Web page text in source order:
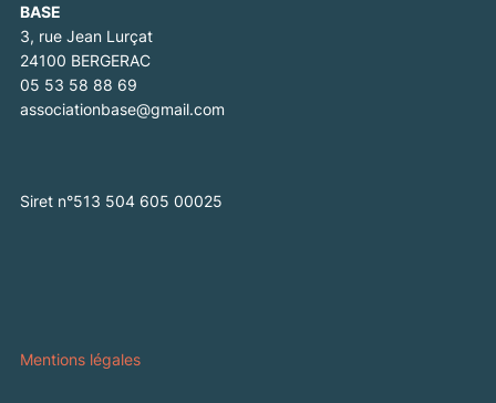
BASE
3, rue Jean Lurçat
24100 BERGERAC
05 53 58 88 69
associationbase@gmail.com
Siret n°513 504 605 00025
Mentions légales